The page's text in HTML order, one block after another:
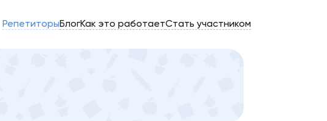
РепетиторыБлогКак это работаетСтать участником